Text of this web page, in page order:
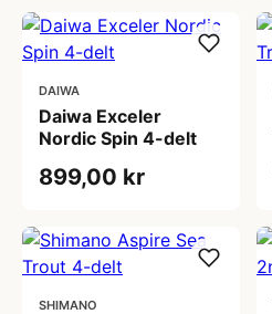
DAIWA
Daiwa Exceler
Nordic Spin 4-delt
899,00 kr
SHIMANO